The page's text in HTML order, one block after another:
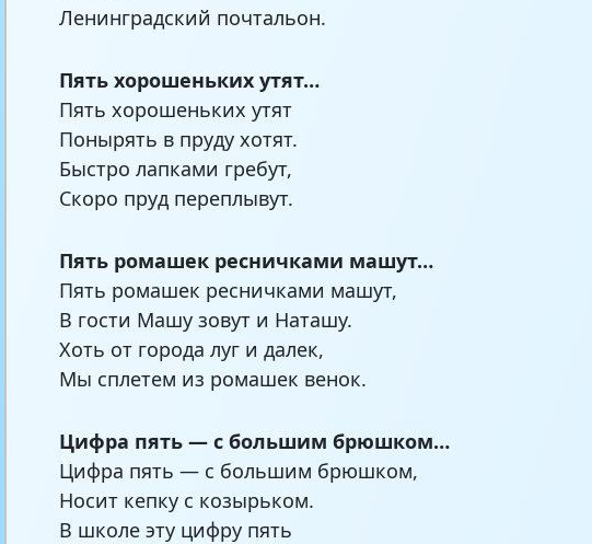
Ленинградский почтальон.
Пять хорошеньких утят…
Пять хорошеньких утят
Понырять в пруду хотят.
Быстро лапками гребут,
Скоро пруд переплывут.
Пять ромашек ресничками машут…
Пять ромашек ресничками машут,
В гости Машу зовут и Наташу.
Хоть от города луг и далек,
Мы сплетем из ромашек венок.
Цифра пять — с большим брюшком…
Цифра пять — с большим брюшком,
Носит кепку с козырьком.
В школе эту цифру пять